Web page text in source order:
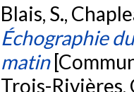
Blais, S.,
Échographie
matin
Trois-Rivières,